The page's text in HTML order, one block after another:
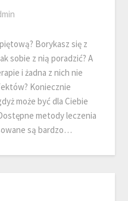
Borykasz się z
sobie z nią poradzić? A
i żadna z nich nie
Koniecznie
może być dla Ciebie
metody leczenia
są bardzo…